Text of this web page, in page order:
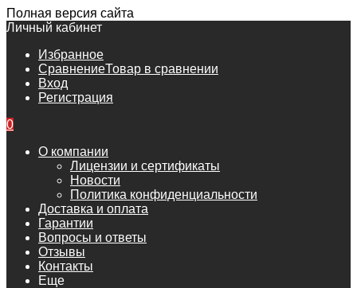
Полная версия сайта
Личный кабинет
Избранное
СравнениеТовар в сравнении
Вход
Регистрация
0
О компании
Лицензии и сертификаты
Новости
Политика конфиденциальности
Доставка и оплата
Гарантии
Вопросы и ответы
Отзывы
Контакты
Еще